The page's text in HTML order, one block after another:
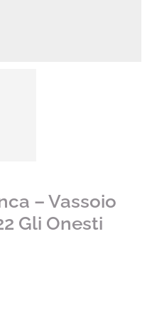
– Vassoio
Gli Onesti